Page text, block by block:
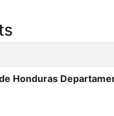
Honduras